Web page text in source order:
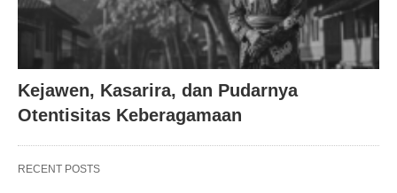
Kejawen, Kasarira, dan Pudarnya
Otentisitas Keberagamaan
RECENT POSTS